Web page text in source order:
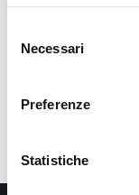
delNecessari
Preferenze
Statistiche
Titolari di
ByAlessandra
ore 12:22
disposto